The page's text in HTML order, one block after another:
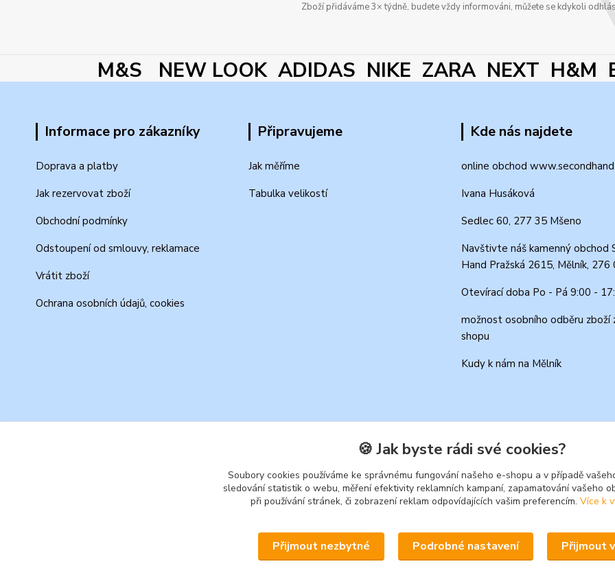
Zboží přidáváme 3× týdně, budete vždy informováni, můžete se kdykoli
M&S NEW LOOK ADIDAS NIKE ZARA NEXT H&M
Informace pro zákazníky
Doprava a platby
Jak rezervovat zboží
Obchodní podmínky
Odstoupení od smlouvy, reklamace
Vrátit zboží
Ochrana osobních údajů, cookies
Připravujeme
Jak měříme
Tabulka velikostí
Kde nás najdete
online obchod
Ivana Husáková
Sedlec 60, 277 35 Mšeno
Navštivte náš kamenný obchod
Hand Pražská 2615, Mělník, 276
Otevírací doba Po - Pá 9:00 -
možnost osobního odběru zboží
shopu
Kudy k nám na Mělník
🍪 Jak byste rádi své cookies?
Soubory cookies používáme ke správnému fungování našeho e-shopu a v případě
sledování statistik o webu, měření efektivity reklamních kampaní, zapamatování vašeho
při používání stránek, či zobrazení reklam odpovídajících vašim preferencím. Více k
Přijmout nezbytné Podrobné nastavení Přijmout